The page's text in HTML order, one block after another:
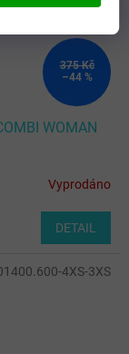
375 Kč
–44 %
WOMAN
Vyprodáno
DETAIL
4XS-3XS